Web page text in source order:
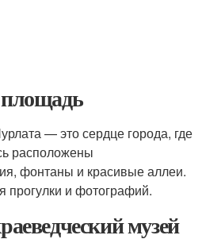
— это сердце города, где
расположены
фонтаны и красивые аллеи.
прогулки и фотографий.
музей